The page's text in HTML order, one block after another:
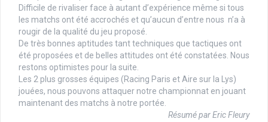
Difficile de rivaliser face à autant d’expérience même si tous
les matchs ont été accrochés et qu’aucun d’entre nous n’a à
rougir de la qualité du jeu proposé.
De très bonnes aptitudes tant techniques que tactiques ont
été proposées et de belles attitudes ont été constatées. Nous
restons optimistes pour la suite.
Les 2 plus grosses équipes (Racing Paris et Aire sur la Lys)
jouées, nous pouvons attaquer notre championnat en jouant
maintenant des matchs à notre portée.
Résumé par Eric Fleury